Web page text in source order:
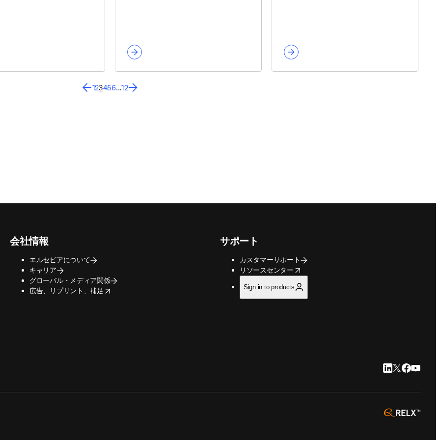
123456...12
会社情報
エルセビアについて
キャリア
グローバル・メディア関係
広告、リプリント、補足
opens in new tab/window
サポート
カスタマーサポート
リソースセンター
opens in new tab/window
Sign in to products
LinkedIn 新しい
Twitter 新しい
Facebook
YouTube
opens